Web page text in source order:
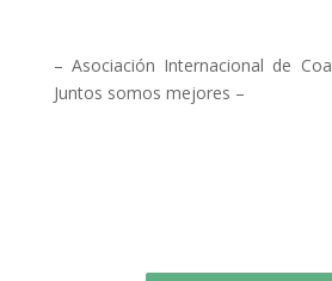
– Asociación Internacional de
Juntos somos mejores –